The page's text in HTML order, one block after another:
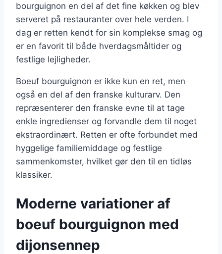
bourguignon en del af det fine køkken og blev
serveret på restauranter over hele verden. I
dag er retten kendt for sin komplekse smag og
er en favorit til både hverdagsmåltider og
festlige lejligheder.
Boeuf bourguignon er ikke kun en ret, men
også en del af den franske kulturarv. Den
repræsenterer den franske evne til at tage
enkle ingredienser og forvandle dem til noget
ekstraordinært. Retten er ofte forbundet med
hyggelige familiemiddage og festlige
sammenkomster, hvilket gør den til en tidløs
klassiker.
Moderne variationer af
boeuf bourguignon med
dijonsennep